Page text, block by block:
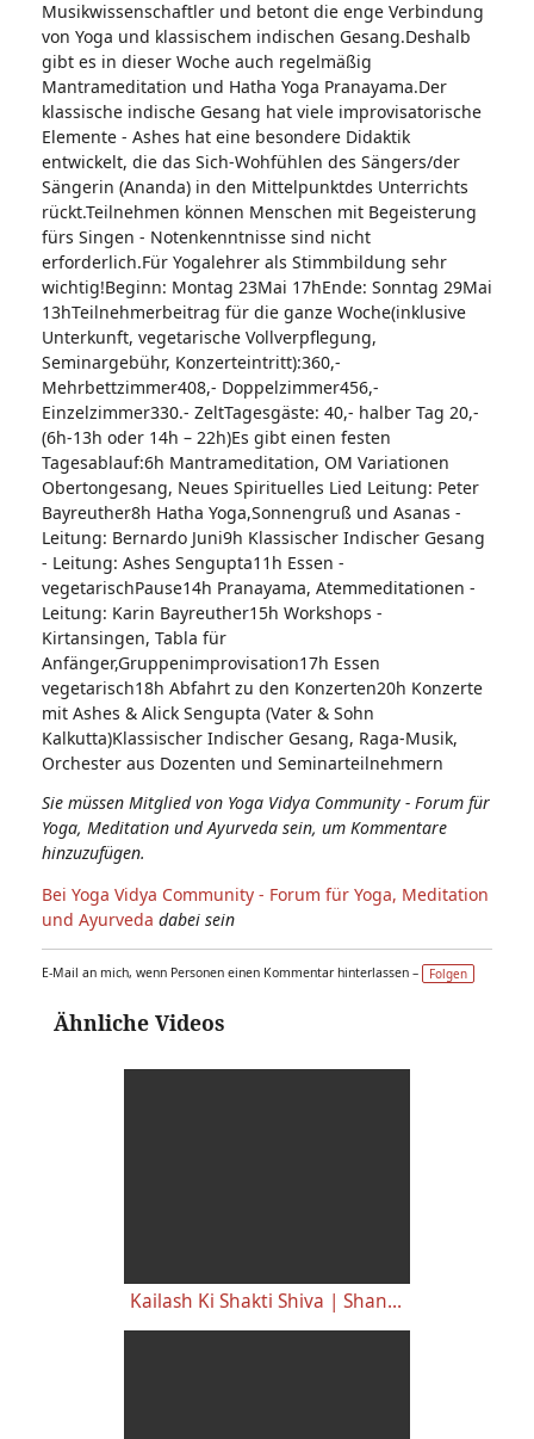
Musikwissenschaftler und betont die enge Verbindung
von Yoga und klassischem indischen Gesang.Deshalb
gibt es in dieser Woche auch regelmäßig
Mantrameditation und Hatha Yoga Pranayama.Der
klassische indische Gesang hat viele improvisatorische
Elemente - Ashes hat eine besondere Didaktik
entwickelt, die das Sich-Wohfühlen des Sängers/der
Sängerin (Ananda) in den Mittelpunktdes Unterrichts
rückt.Teilnehmen können Menschen mit Begeisterung
fürs Singen - Notenkenntnisse sind nicht
erforderlich.Für Yogalehrer als Stimmbildung sehr
wichtig!Beginn: Montag 23Mai 17hEnde: Sonntag 29Mai
13hTeilnehmerbeitrag für die ganze Woche(inklusive
Unterkunft, vegetarische Vollverpflegung,
Seminargebühr, Konzerteintritt):360,-
Mehrbettzimmer408,- Doppelzimmer456,-
Einzelzimmer330.- ZeltTagesgäste: 40,- halber Tag 20,-
(6h-13h oder 14h – 22h)Es gibt einen festen
Tagesablauf:6h Mantrameditation, OM Variationen
Obertongesang, Neues Spirituelles Lied Leitung: Peter
Bayreuther8h Hatha Yoga,Sonnengruß und Asanas -
Leitung: Bernardo Juni9h Klassischer Indischer Gesang
- Leitung: Ashes Sengupta11h Essen -
vegetarischPause14h Pranayama, Atemmeditationen -
Leitung: Karin Bayreuther15h Workshops -
Kirtansingen, Tabla für
Anfänger,Gruppenimprovisation17h Essen
vegetarisch18h Abfahrt zu den Konzerten20h Konzerte
mit Ashes & Alick Sengupta (Vater & Sohn
Kalkutta)Klassischer Indischer Gesang, Raga-Musik,
Orchester aus Dozenten und Seminarteilnehmern
Sie müssen Mitglied von Yoga Vidya Community - Forum für
Yoga, Meditation und Ayurveda sein, um Kommentare
hinzuzufügen.
Bei Yoga Vidya Community - Forum für Yoga, Meditation
und Ayurveda dabei sein
E-Mail an mich, wenn Personen einen Kommentar hinterlassen – Folgen
Ähnliche Videos
Kailash Ki Shakti Shiva | Shankara Ki Jaya Jaya | by yogateachers from Melle